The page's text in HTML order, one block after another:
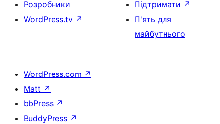
Розробники
WordPress.tv ↗
Підтримати ↗
П'ять для
майбутнього
WordPress.com ↗
Matt ↗
bbPress ↗
BuddyPress ↗